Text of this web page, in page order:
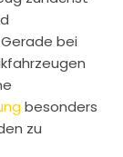
bei
besonders
zu